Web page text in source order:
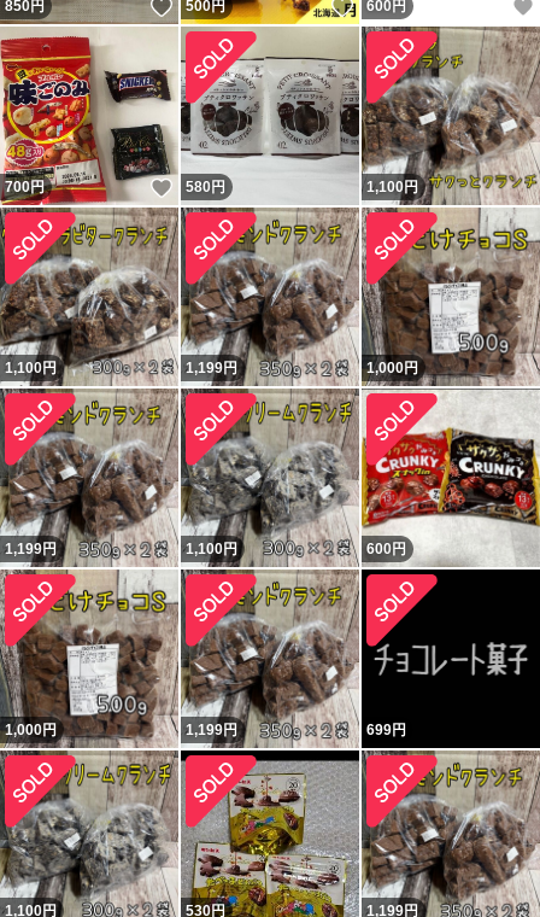
850円 いいね！
500円 いいね！
600 円
700円 いいね！
580円 1,100円
1,100円 1,199円 1,000円
1,199円 1,100円 600円
1,000円 1,199円 699円
1,100円 530円 1,199円